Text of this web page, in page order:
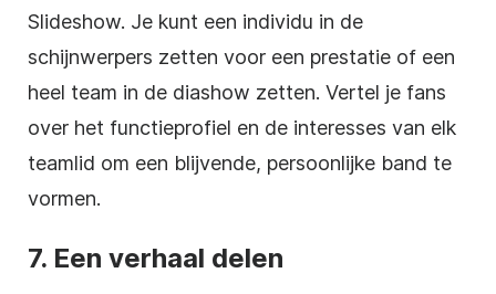
Slideshow. Je kunt een individu in de
schijnwerpers zetten voor een prestatie of een
heel team in de diashow zetten. Vertel je fans
over het functieprofiel en de interesses van elk
teamlid om een blijvende, persoonlijke band te
vormen.
7. Een verhaal delen